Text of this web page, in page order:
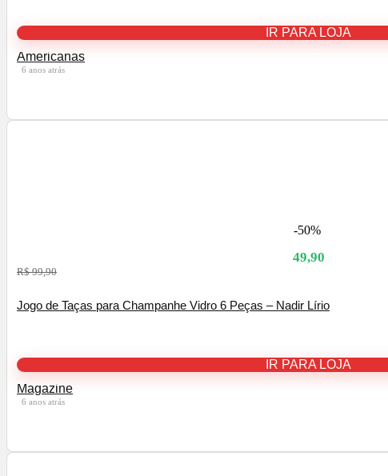
IR PARA LOJA
Americanas
6 anos atrás
-50%
49,90
R$ 99,90
Jogo de Taças para Champanhe Vidro 6 Peças – Nadir Lírio
IR PARA LOJA
Magazine
6 anos atrás